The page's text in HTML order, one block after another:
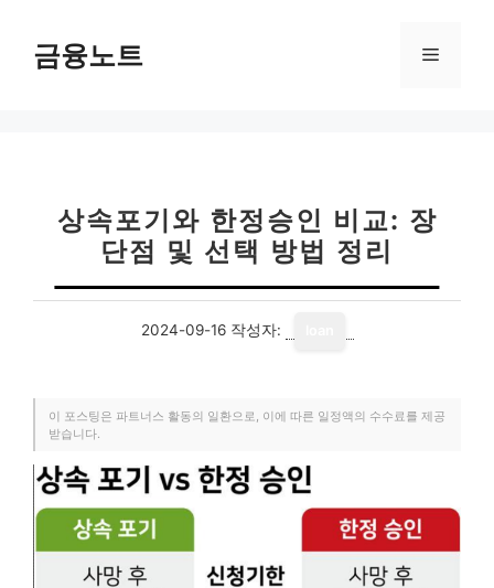
금융노트 메
상속포기와 한정승인 비교: 장
단점 및 선택 방법 정리
2024-09-16 작성자:
이 포스팅은 파트너스 활동의 일환으로, 이에 따른 일정액의 수수료를 제공
받습니다.